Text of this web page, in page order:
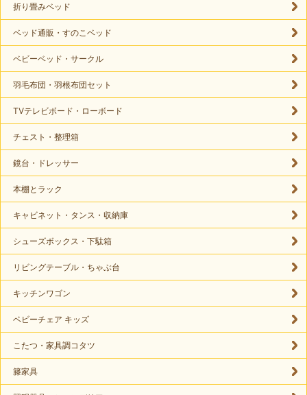
折り畳みベッド
ベッド通販・すのこベッド
ベビーベッド・サークル
羽毛布団・羽根布団セット
TVテレビボード・ローボード
チェスト・整理箱
鏡台・ドレッサー
本棚とラック
キャビネット・タンス・収納庫
シューズボックス・下駄箱
リビングテーブル・ちゃぶ台
キッチンワゴン
ベビーチェア キッズ
こたつ・家具調コタツ
籐家具